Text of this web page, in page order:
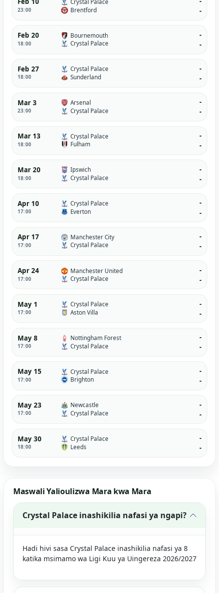
23:00
Crystal Palace
Brentford
-
Feb 20
18:00
Bournemouth
Crystal Palace
-
-
Feb 27
18:00
Crystal Palace
Sunderland
-
-
Mar 3
23:00
Arsenal
Crystal Palace
-
-
Mar 13
18:00
Crystal Palace
Fulham
-
-
Mar 20
18:00
Ipswich
Crystal Palace
-
-
Apr 10
17:00
Crystal Palace
Everton
-
-
Apr 17
17:00
Manchester City
Crystal Palace
-
-
Apr 24
17:00
Manchester United
Crystal Palace
-
-
May 1
17:00
Crystal Palace
Aston Villa
-
-
May 8
17:00
Nottingham Forest
Crystal Palace
-
-
May 15
17:00
Crystal Palace
Brighton
-
-
May 23
17:00
Newcastle
Crystal Palace
-
-
May 30
18:00
Crystal Palace
Leeds
-
-
Maswali Yalioulizwa Mara kwa Mara
Crystal Palace inashikilia nafasi ya ngapi?
Hadi hivi sasa Crystal Palace inashikilia nafasi ya 8
katika msimamo wa Ligi Kuu ya Uingereza 2026/2027